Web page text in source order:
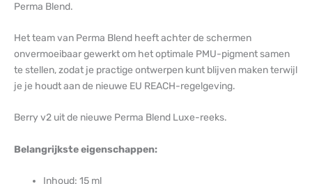
Perma Blend.
Het team van Perma Blend heeft achter de schermen
onvermoeibaar gewerkt om het optimale PMU-pigment samen
te stellen, zodat je practige ontwerpen kunt blijven maken terwijl
je je houdt aan de nieuwe EU REACH-regelgeving.
Berry v2 uit de nieuwe Perma Blend Luxe-reeks.
Belangrijkste eigenschappen:
Inhoud: 15 ml